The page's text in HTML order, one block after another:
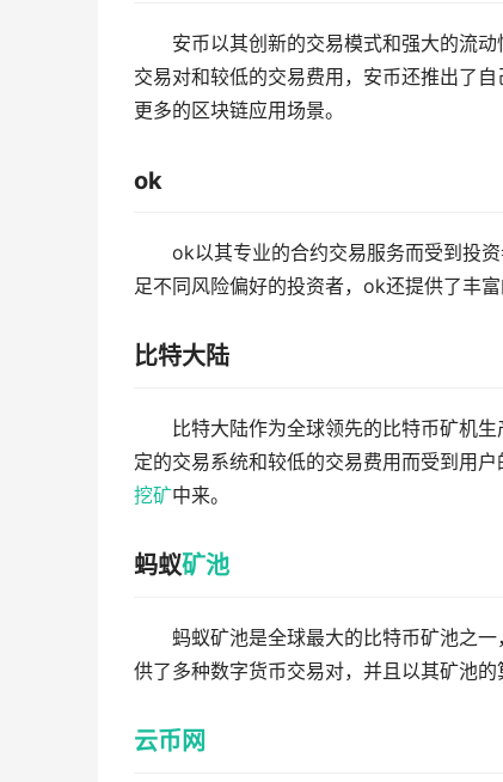
安币以其创新的交易模式和强大的流
交易对和较低的交易费用，安币还推出了
更多的区块链应用场景。
ok
ok以其专业的合约交易服务而受到投
足不同风险偏好的投资者，ok还提供了丰
比特大陆
比特大陆作为全球领先的比特币矿机
定的交易系统和较低的交易费用而受到用
挖矿中来。
蚂蚁矿池
蚂蚁矿池是全球最大的比特币矿池之
供了多种数字货币交易对，并且以其矿池
云币网